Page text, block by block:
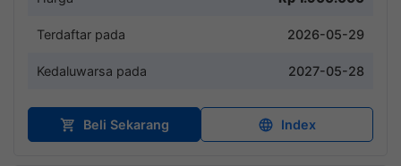
Terdaftar pada 2026-05-29
Kedaluwarsa pada 2027-05-28
Beli Sekarang Index